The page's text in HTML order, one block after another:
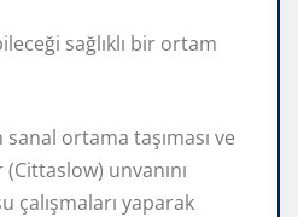
sağlıklı bir ortam
ortama taşıması ve
unvanını
çalışmaları yaparak